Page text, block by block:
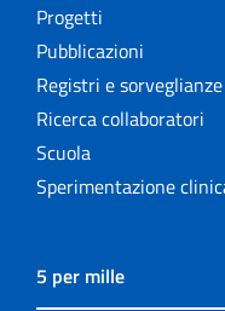
Progetti
Pubblicazioni
Registri e sorveglianze
Ricerca collaboratori
Scuola
Sperimentazione
5 per mille